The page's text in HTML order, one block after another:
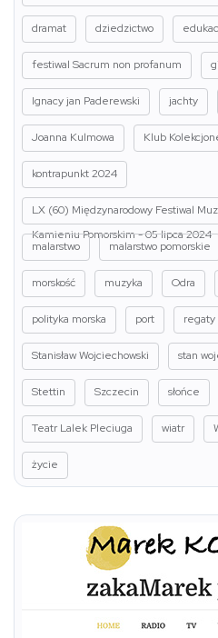
dramat dziedzictwo
festiwal Sacrum non profanum
Ignacy jan Paderewski jachty
Joanna Kulmowa Klub
kontrapunkt 2024
LX (60) Międzynarodowy Festiwal
Kamieniu Pomorskim - 05 lipca 2024
malarstwo
malarstwo pomorskie
morskość muzyka Odra
polityka morska port regaty
Stanisław Wojciechowski stan
Stettin Szczecin słońce
Teatr Lalek Pleciuga wiatr
życie